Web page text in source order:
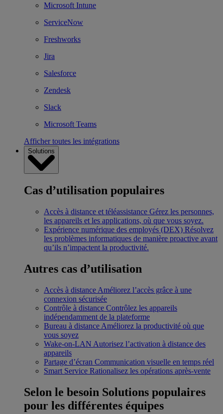
Microsoft Intune
ServiceNow
Freshworks
Jira
Salesforce
Zendesk
Slack
Microsoft Teams
Afficher toutes les intégrations
Solutions
Cas d’utilisation populaires
Accès à distance et téléassistance Gérez les personnes,
les appareils et les applications, où que vous soyez.
Expérience numérique des employés (DEX) Résolvez
les problèmes informatiques de manière proactive avant
qu’ils n’impactent la productivité.
Autres cas d’utilisation
Accès à distance Améliorez l’accès grâce à une
connexion sécurisée
Contrôle à distance Contrôlez les appareils
indépendamment de la plateforme
Bureau à distance Améliorez la productivité où que
vous soyez
Wake-on-LAN Autorisez l’activation à distance des
appareils
Partage d’écran Communication visuelle en temps réel
Smart Service Rationalisez les opérations après-vente
Selon le besoin Solutions populaires
pour les différentes équipes